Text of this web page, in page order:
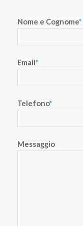
Nome e Cognome*
Email*
Telefono*
Messaggio